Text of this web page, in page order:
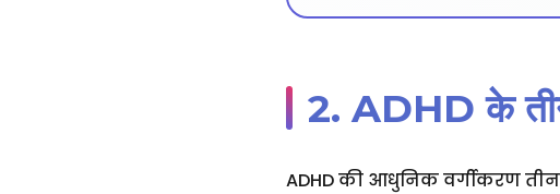
2. ADHD के
ADHD की आधुनिक वर्गीकरण